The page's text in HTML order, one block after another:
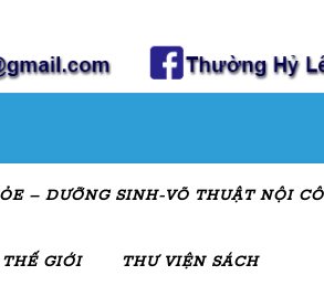
– DƯỠNG SINH-VÕ THUẬT NỘI
GIỚI THƯ VIỆN SÁCH